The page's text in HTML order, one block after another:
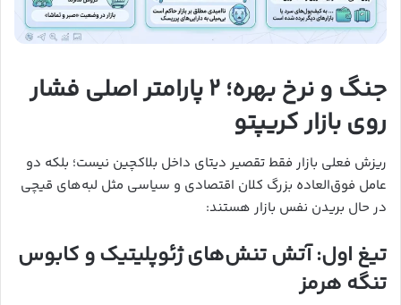
جنگ و نرخ بهره؛ ۲ پارامتر اصلی فشار
روی بازار کریپتو
ریزش فعلی بازار فقط تقصیر دیتای داخل بلاکچین نیست؛ بلکه دو
عامل فوق‌العاده بزرگ کلان اقتصادی و سیاسی مثل لبه‌های قیچی
در حال بریدن نفس بازار هستند:
تیغ اول: آتش تنش‌های ژئوپلیتیک و کابوس
تنگه هرمز